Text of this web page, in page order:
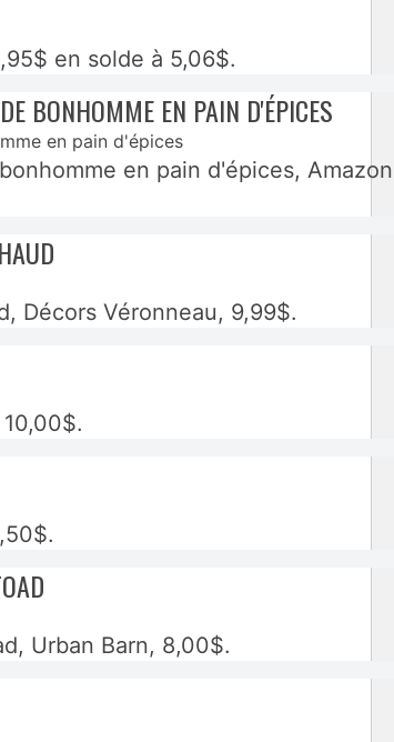
en solde à 5,06$.
BONHOMME EN PAIN D'ÉPICES
en pain d'épices,
Décors Véronneau, 9,99$.
Urban Barn, 8,00$.